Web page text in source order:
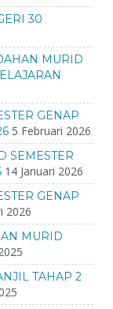
30
MURID
GENAP
5 Februari 2026
SEMESTER
14 Januari 2026
GENAP
2026
MURID
TAHAP 2